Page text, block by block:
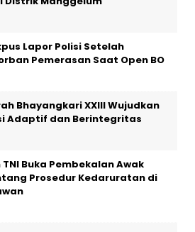
Lapor Polisi Setelah
Pemerasan Saat Open BO
Bhayangkari XXIII Wujudkan
Adaptif dan Berintegritas
Buka Pembekalan Awak
Prosedur Kedaruratan di